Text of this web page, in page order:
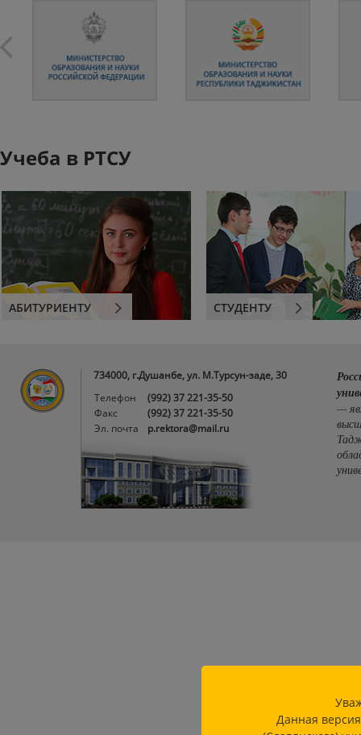
Учеба в РТСУ
АБИТУРИЕНТУ СТУДЕНТУ
734000, г.Душанбе, ул. М.Турсун-заде, 30
Телефон
(992) 37 221-35-50
Факс
(992) 37 221-35-50
Эл. почта
p.rektora@mail.ru
—
Данная